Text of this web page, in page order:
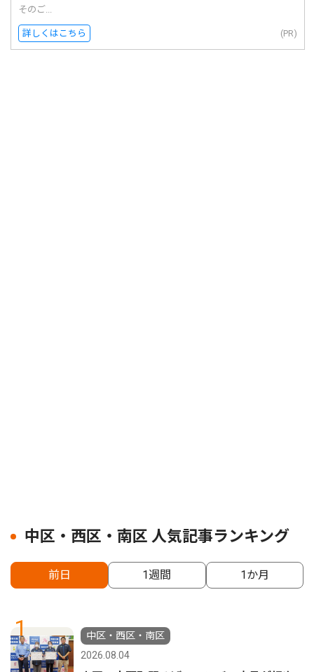
そのご...
詳しくはこちら (PR)
中区・西区・南区 人気記事ランキング
前日 1週間 1か月
1
中区・西区・南区
2026.08.04